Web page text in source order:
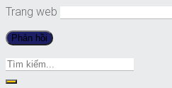
Trang web